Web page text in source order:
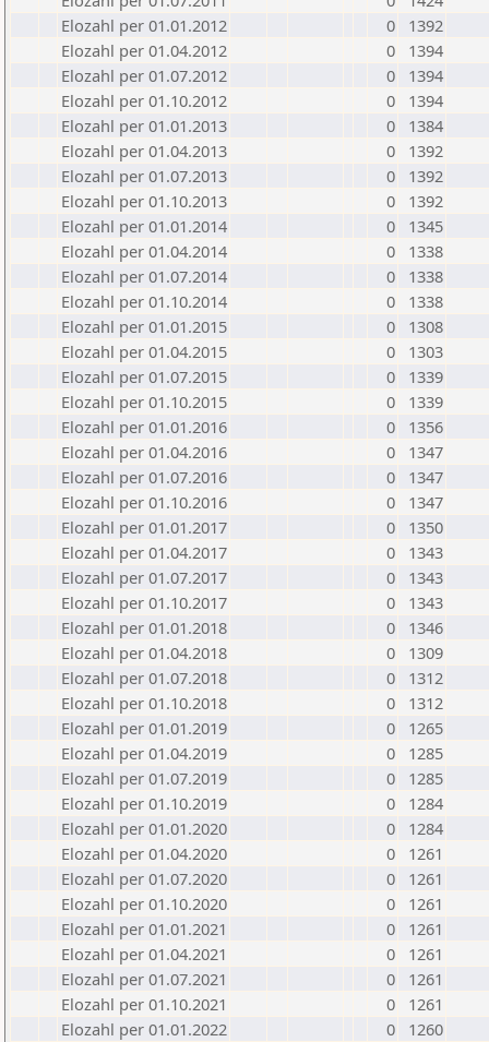
Elozahl per 01.01.2012
0
1392
Elozahl per 01.04.2012
0
1394
Elozahl per 01.07.2012
0
1394
Elozahl per 01.10.2012
0
1394
Elozahl per 01.01.2013
0
1384
Elozahl per 01.04.2013
0
1392
Elozahl per 01.07.2013
0
1392
Elozahl per 01.10.2013
0
1392
Elozahl per 01.01.2014
0
1345
Elozahl per 01.04.2014
0
1338
Elozahl per 01.07.2014
0
1338
Elozahl per 01.10.2014
0
1338
Elozahl per 01.01.2015
0
1308
Elozahl per 01.04.2015
0
1303
Elozahl per 01.07.2015
0
1339
Elozahl per 01.10.2015
0
1339
Elozahl per 01.01.2016
0
1356
Elozahl per 01.04.2016
0
1347
Elozahl per 01.07.2016
0
1347
Elozahl per 01.10.2016
0
1347
Elozahl per 01.01.2017
0
1350
Elozahl per 01.04.2017
0
1343
Elozahl per 01.07.2017
0
1343
Elozahl per 01.10.2017
0
1343
Elozahl per 01.01.2018
0
1346
Elozahl per 01.04.2018
0
1309
Elozahl per 01.07.2018
0
1312
Elozahl per 01.10.2018
0
1312
Elozahl per 01.01.2019
0
1265
Elozahl per 01.04.2019
0
1285
Elozahl per 01.07.2019
0
1285
Elozahl per 01.10.2019
0
1284
Elozahl per 01.01.2020
0
1284
Elozahl per 01.04.2020
0
1261
Elozahl per 01.07.2020
0
1261
Elozahl per 01.10.2020
0
1261
Elozahl per 01.01.2021
0
1261
Elozahl per 01.04.2021
0
1261
Elozahl per 01.07.2021
0
1261
Elozahl per 01.10.2021
0
1261
Elozahl per 01.01.2022
0
1260